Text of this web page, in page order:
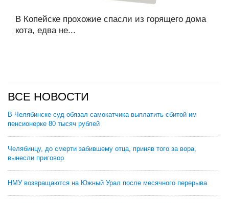
В Копейске прохожие спасли из горящего дома
кота, едва не...
ВСЕ НОВОСТИ
В Челябинске суд обязал самокатчика выплатить сбитой им
пенсионерке 80 тысяч рублей
Челябинцу, до смерти забившему отца, приняв того за вора,
вынесли приговор
НМУ возвращаются на Южный Урал после месячного перерыва